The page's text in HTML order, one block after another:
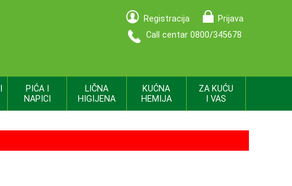
Registracija
Prijava
Call centar 0800/345678
PIĆA I
NAPICI
LIČNA
HIGIJENA
KUĆNA
HEMIJA
ZA KUĆU
I VAS